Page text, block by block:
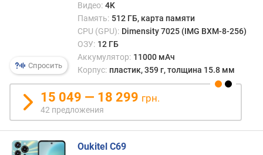
ц
е
с
р
а
Спросить
Видео: 4K
Память: 512 ГБ, карта памяти
CPU (GPU): Dimensity 7025 (IMG BXM-8-256)
ОЗУ: 12 ГБ
Аккумулятор: 11000 мАч
Корпус: пластик, 359 г, толщина 15.8 мм
15 049 — 18 299 грн.
42 предложения
Oukitel C69